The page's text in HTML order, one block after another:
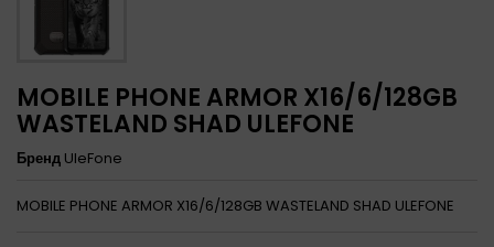
MOBILE PHONE ARMOR X16/6/128GB
WASTELAND SHAD ULEFONE
Бренд UleFone
MOBILE PHONE ARMOR X16/6/128GB WASTELAND SHAD ULEFONE